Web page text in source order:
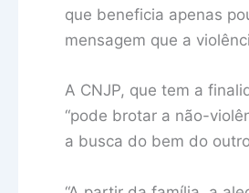
que beneficia apenas
mensagem que a
A CNJP, que tem a
“pode brotar a não-
a busca do bem do